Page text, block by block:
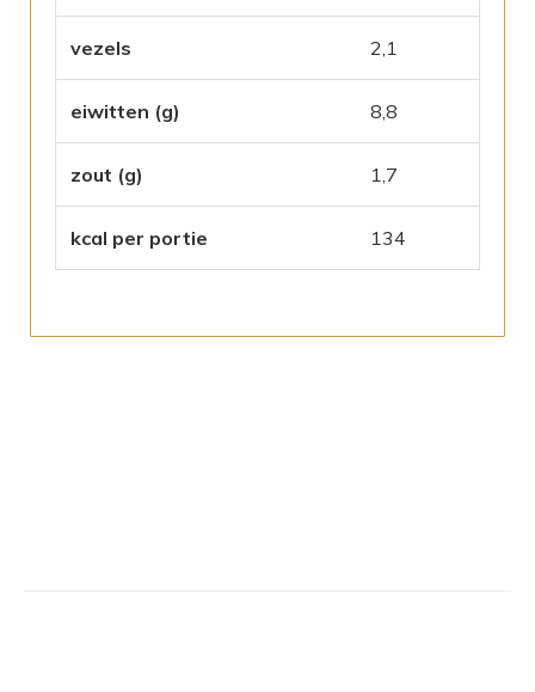
vezels 2,1
eiwitten (g) 8,8
zout (g) 1,7
kcal per portie 134